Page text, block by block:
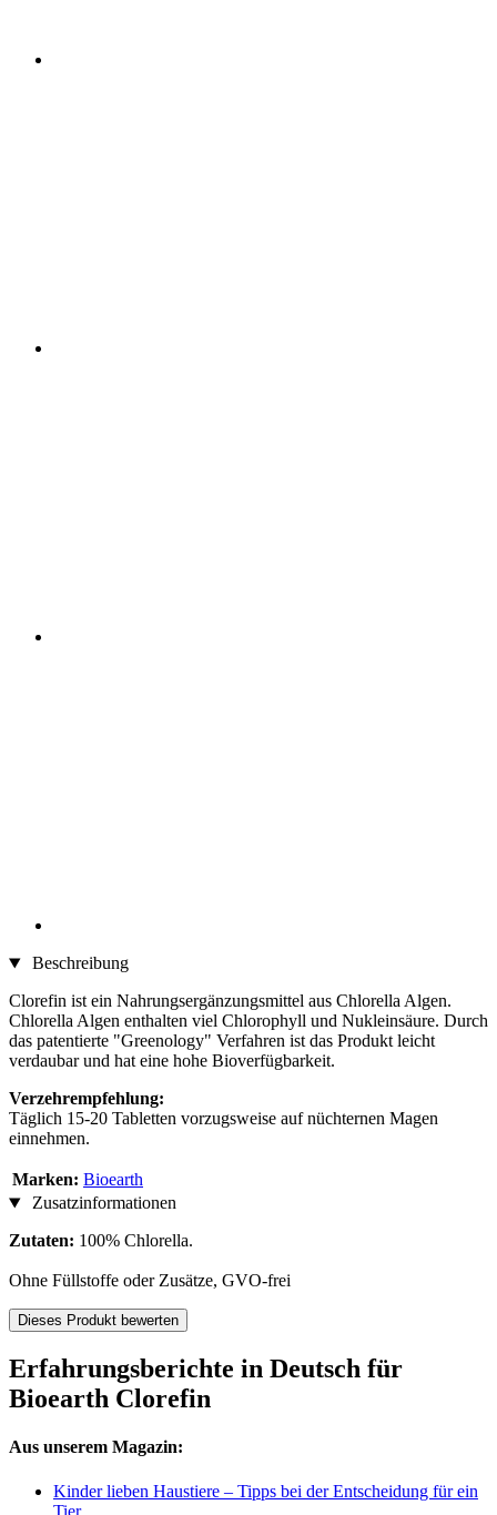
Beschreibung
Clorefin ist ein Nahrungsergänzungsmittel aus Chlorella Algen.
Chlorella Algen enthalten viel Chlorophyll und Nukleinsäure. Durch
das patentierte "Greenology" Verfahren ist das Produkt leicht
verdaubar und hat eine hohe Bioverfügbarkeit.
Verzehrempfehlung:
Täglich 15-20 Tabletten vorzugsweise auf nüchternen Magen
einnehmen.
Marken: Bioearth
Zusatzinformationen
Zutaten: 100% Chlorella.
Ohne Füllstoffe oder Zusätze, GVO-frei
Dieses Produkt bewerten
Erfahrungsberichte in Deutsch für
Bioearth Clorefin
Aus unserem Magazin:
Kinder lieben Haustiere – Tipps bei der Entscheidung für ein
Tier